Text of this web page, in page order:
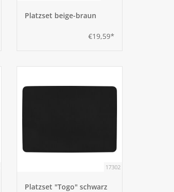
Platzset beige-braun
€19,59*
17302
Platzset "Togo" schwarz